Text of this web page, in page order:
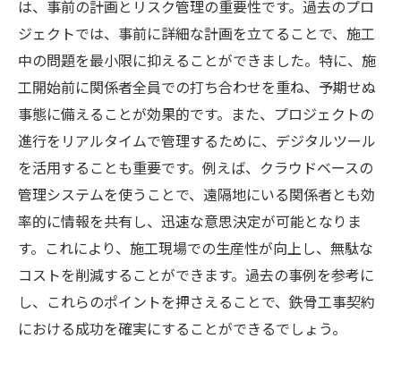
は、事前の計画とリスク管理の重要性です。過去のプロ
ジェクトでは、事前に詳細な計画を立てることで、施工
中の問題を最小限に抑えることができました。特に、施
工開始前に関係者全員での打ち合わせを重ね、予期せぬ
事態に備えることが効果的です。また、プロジェクトの
進行をリアルタイムで管理するために、デジタルツール
を活用することも重要です。例えば、クラウドベースの
管理システムを使うことで、遠隔地にいる関係者とも効
率的に情報を共有し、迅速な意思決定が可能となりま
す。これにより、施工現場での生産性が向上し、無駄な
コストを削減することができます。過去の事例を参考に
し、これらのポイントを押さえることで、鉄骨工事契約
における成功を確実にすることができるでしょう。